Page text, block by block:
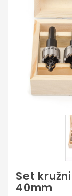
Set
40mm